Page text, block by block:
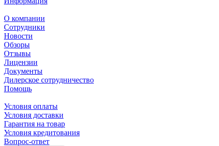
О компании
Сотрудники
Новости
Обзоры
Отзывы
Лицензии
Документы
Дилерское сотрудничество
Помощь
Условия оплаты
Условия доставки
Гарантия на товар
Условия кредитования
Вопрос-ответ